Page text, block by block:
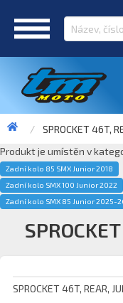
SPROCKET 46T,
Produkt je umístěn v
Zadní kolo 85 SMX Junior 2018
Zadní kolo SMX 100 Junior 2022
Zadní kolo SMX 85 Junior 2025-
SPROCKET 46T, REAR,